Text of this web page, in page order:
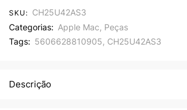
SKU: CH25U42AS3
Categorias: Apple Mac, Peças
Tags: 5606628810905, CH25U42AS3
Descrição